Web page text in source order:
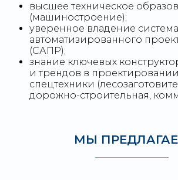
высшее техническое
(машиностроение);
уверенное владение
автоматизированного
(САПР);
знание ключевых
и трендов в
спецтехники
дорожно-строительная,
МЫ